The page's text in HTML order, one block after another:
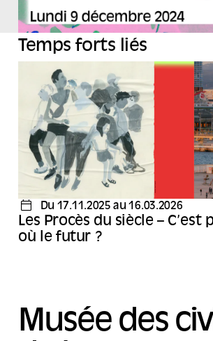
Temps forts liés
Du 17.11.2025 au 16.03.2026
Les Procès du siècle – C’est
où le futur ?
Musée des